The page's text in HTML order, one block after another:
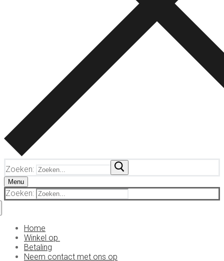
Zoeken:
Menu
Zoeken:
Home
Winkel op
Cocaïne
KO daalt
Betaling
Neem contact met ons op